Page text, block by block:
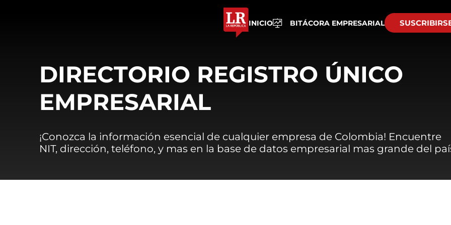
INICIO BITÁCORA EMPRESARIAL
DIRECTORIO REGISTRO ÚNICO
EMPRESARIAL
¡Conozca la información esencial de cualquier empresa de Colombia! Encuentre
NIT, dirección, teléfono, y mas en la base de datos empresarial mas grande del